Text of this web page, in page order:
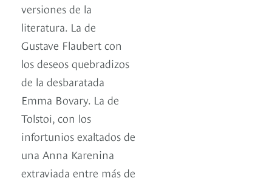
versiones de la
literatura. La de
Gustave Flaubert con
los deseos quebradizos
de la desbaratada
Emma Bovary. La de
Tolstoi, con los
infortunios exaltados de
una Anna Karenina
extraviada entre más de